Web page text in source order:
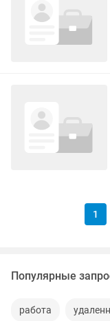
1
Популярные
работа